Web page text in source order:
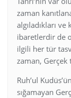
zaman
algıladıkları
ibaretlerdir de
ilgili her tür
zaman,
Ruh’ul
sığamayan